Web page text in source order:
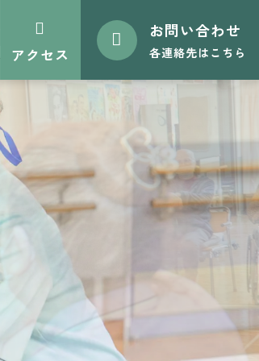
アクセス
お問い合わせ
各連絡先はこちら